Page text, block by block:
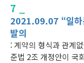
7 _
2021.09.07 “일하
발의
: 계약의 형식과 관계
준법 2조 개정안이 국